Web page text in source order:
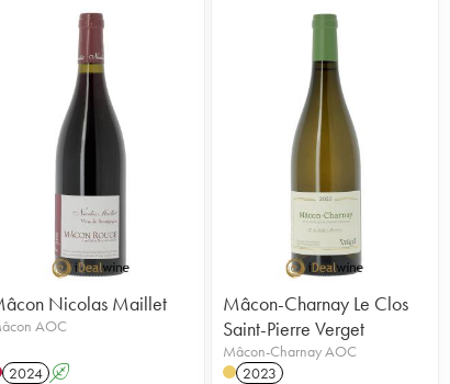
Nicolas Maillet
AOC
2024 A
Mâcon-Charnay Le Clos
Saint-Pierre Verget
Mâcon-Charnay AOC
2023